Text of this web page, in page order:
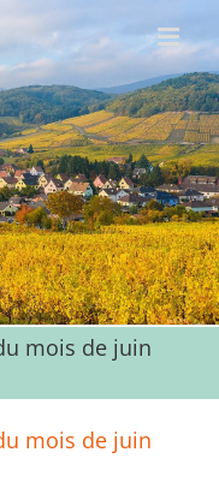
mois de juin
mois de juin